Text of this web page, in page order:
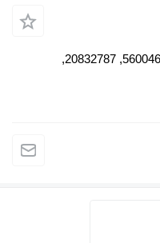
1400741, 1700312, 85112767, 5600464824, 20832787,